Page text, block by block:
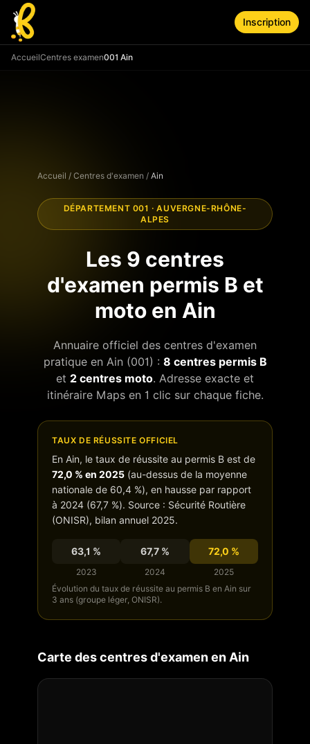
Aller au contenu principal
Inscription
AccueilCentres examen001 Ain
Accueil / Centres d'examen / Ain
DÉPARTEMENT 001 ·AUVERGNE-RHÔNE-
ALPES
Les 9 centres
d'examen permis B et
moto en Ain
Annuaire officiel des centres d'examen
pratique en Ain (001) : 8 centres permis B
et 2 centres moto. Adresse exacte et
itinéraire Maps en 1 clic sur chaque fiche.
TAUX DE RÉUSSITE OFFICIEL
En Ain, le taux de réussite au permis B est de
72,0 % en 2025 (au-dessus de la moyenne
nationale de 60,4 %), en hausse par rapport
à 2024 (67,7 %). Source : Sécurité Routière
(ONISR), bilan annuel 2025.
63,1 %
2023
67,7%
2024
72,0 %
2025
Évolution du taux de réussite au permis B en Ain sur
3 ans (groupe léger, ONISR).
Carte des centres d'examen en Ain